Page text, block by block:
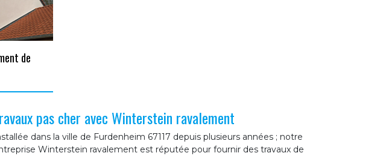
de
pas cher avec Winterstein ravalement
dans la ville de Furdenheim 67117 depuis plusieurs années ; notre
Winterstein ravalement est réputée pour fournir des travaux de